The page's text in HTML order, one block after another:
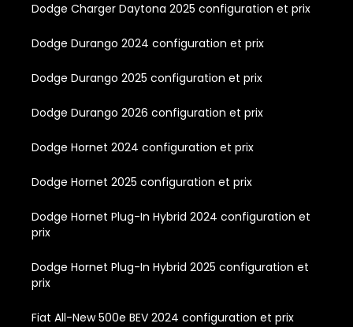
Dodge Charger Daytona 2025 configuration et prix
Dodge Durango 2024 configuration et prix
Dodge Durango 2025 configuration et prix
Dodge Durango 2026 configuration et prix
Dodge Hornet 2024 configuration et prix
Dodge Hornet 2025 configuration et prix
Dodge Hornet Plug-In Hybrid 2024 configuration et
prix
Dodge Hornet Plug-In Hybrid 2025 configuration et
prix
Fiat All-New 500e BEV 2024 configuration et prix